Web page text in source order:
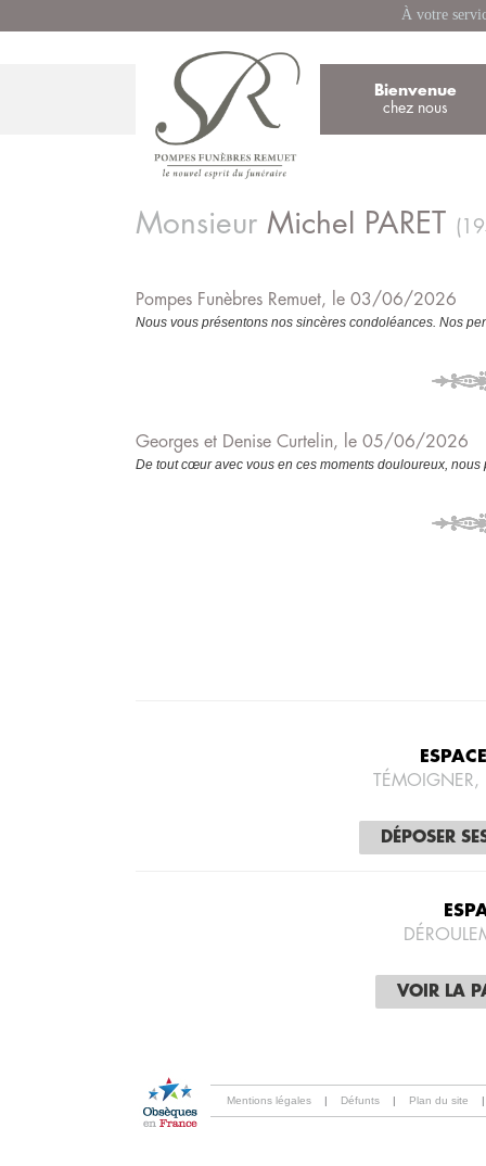
À votre
Bienvenue
chez nous
Monsieur Michel PARET
Pompes Funèbres Remuet, le 03/06/2026
Nous vous présentons nos sincères condoléances. Nos
Georges et Denise Curtelin, le 05/06/2026
De tout cœur avec vous en ces moments douloureux,
DÉPOSER
VOIR LA
Mentions légales | Défunts | Plan du site |